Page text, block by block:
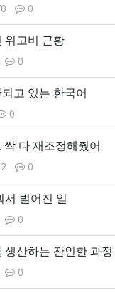
0
위고비 근황
0
고 있는 한국어
0
다 재조정해줬어.
0
서 벌어진 일
0
산하는 잔인한 과정.
0